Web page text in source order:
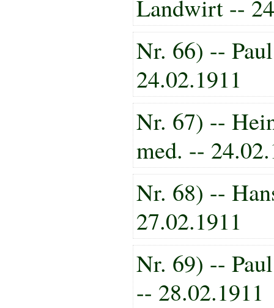
Landwirt --
Nr. 66) --
24.02.1911
Nr. 67) --
med. --
Nr. 68) --
27.02.1911
Nr. 69) --
-- 28.02.1911